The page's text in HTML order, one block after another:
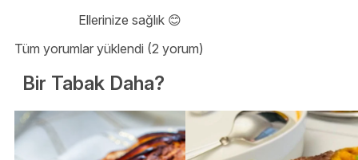
Ellerinize sağlık 😊
Tüm yorumlar yüklendi (2 yorum)
Bir Tabak Daha?